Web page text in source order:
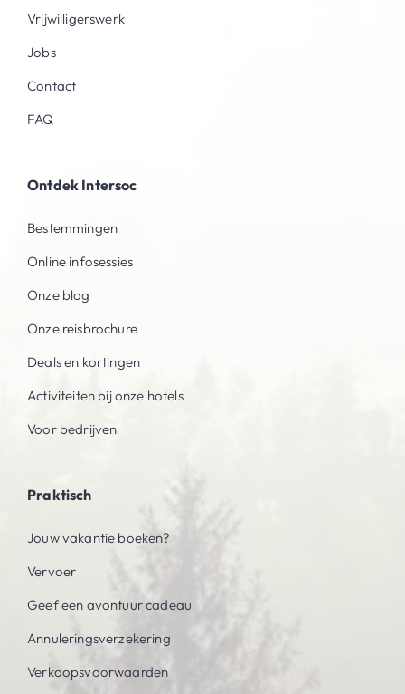
Vrijwilligerswerk
Jobs
Contact
FAQ
Ontdek Intersoc
Bestemmingen
Online infosessies
Onze blog
Onze reisbrochure
Deals en kortingen
Activiteiten bij onze hotels
Voor bedrijven
Praktisch
Jouw vakantie boeken?
Vervoer
Geef een avontuur cadeau
Annuleringsverzekering
Verkoopsvoorwaarden